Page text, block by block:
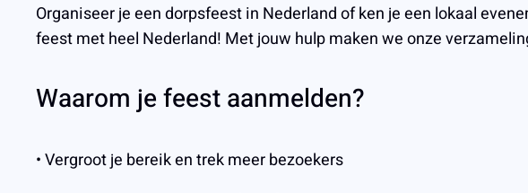
Organiseer je een dorpsfeest in Nederland of ken je een lokaal
feest met heel Nederland! Met jouw hulp maken we onze
Waarom je feest aanmelden?
• Vergroot je bereik en trek meer bezoekers